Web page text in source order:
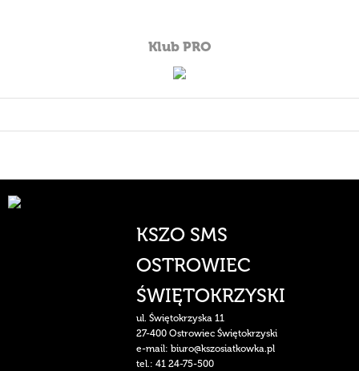
Klub PRO
KSZO SMS
OSTROWIEC
ŚWIĘTOKRZYSKI
ul. Świętokrzyska 11
27-400 Ostrowiec Świętokrzyski
e-mail: biuro@kszosiatkowka.pl
tel.: 41 24-75-500